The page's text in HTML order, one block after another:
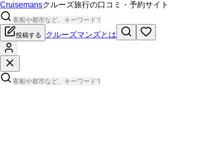
Cruisemansクルーズ旅行の口コミ・予約サイト
投稿する クルーズマンズとは